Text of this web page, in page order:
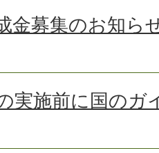
金募集のお知ら
実施前に国のガ